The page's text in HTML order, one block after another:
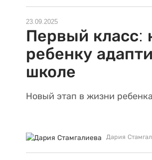
23.09.2025
Первый класс:
ребенку
школе
Новый этап в жизни
Дария